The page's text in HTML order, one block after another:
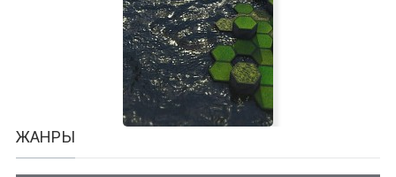
Unturned - Permanent Gold
ЖАНРЫ